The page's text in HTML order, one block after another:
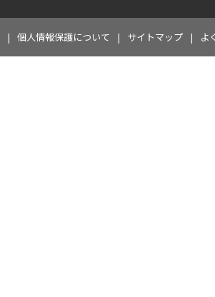
個人情報保護について サイトマップ よ